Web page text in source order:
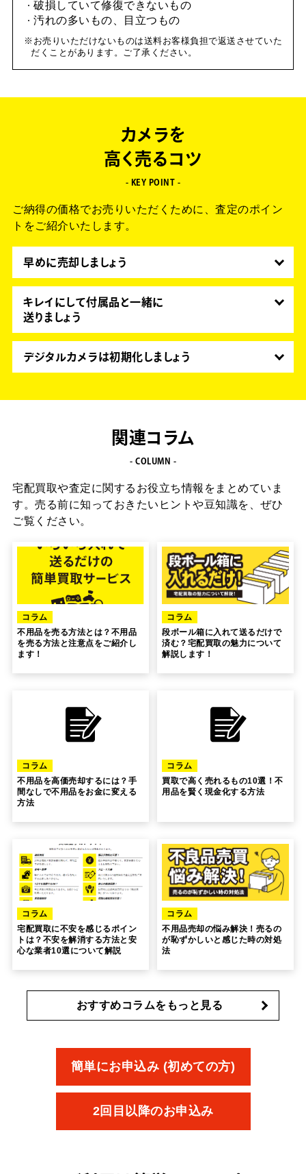
破損していて修復できないもの
汚れの多いもの、目立つもの
お売りいただけないものは送料お客様負担で返送させていた
だくことがあります。ご了承ください。
カメラを
高く売るコツ
- KEY POINT -
ご納得の価格でお売りいただくために、査定のポイン
トをご紹介いたします。
早めに売却しましょう
発売したばかりの商品は新品に近い価格で販売でき
るので査定額が期待できます。
「買ってみたけど使わない」「今は使わないけどま
た使うかも…」そんな商品はお家で眠らせておくよ
り早く査定に出すのがオススメです。
キレイにして付属品と一緒に
送りましょう
キレイで付属品が揃っている商品は販売価格もあが
るため査定アップしやすいです。
特にカメラは売る前に簡単にお手入れするだけで見
デジタルカメラは初期化しましょう
スムーズになり、お待たせしません。
関連コラム
- COLUMN -
宅配買取や査定に関するお役立ち情報をまとめていま
す。 売る前に知っておきたいヒントや豆知識を、ぜひ
ご覧ください。
コラム
不用品を売る方法とは？不用品
を売る方法と注意点をご紹介し
ます！
コラム
段ボール箱に入れて送るだけで
済む？宅配買取の魅力について
解説します！
コラム
不用品を高価売却するには？手
間なしで不用品をお金に変える
方法
コラム
買取で高く売れるもの10選！不
用品を賢く現金化する方法
コラム
宅配買取に不安を感じるポイン
トは？不安を解消する方法と安
心な業者10選について解説
コラム
不用品売却の悩み解決！売るの
が恥ずかしいと感じた時の対処
法
おすすめコラムをもっと見る
簡単にお申込み (初めての方)
2回目以降のお申込み